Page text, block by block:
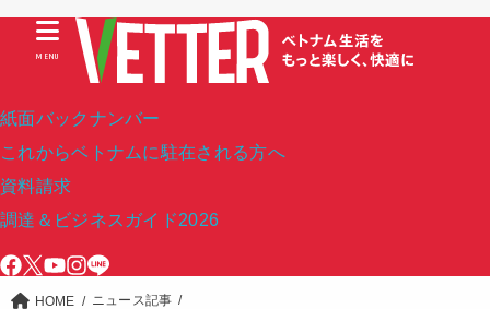
紙面バックナンバー
これからベトナムに駐在される方へ
資料請求
調達＆ビジネスガイド2026
MENU
HOME
ニュース記事